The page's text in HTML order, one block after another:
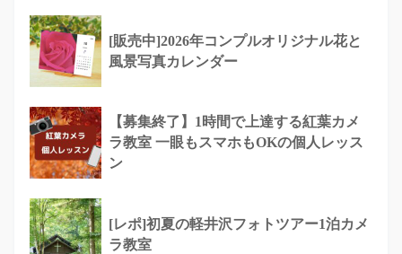
[販売中]2026年コンプルオリジナル花と
風景写真カレンダー
【募集終了】1時間で上達する紅葉カメ
ラ教室 一眼もスマホもOKの個人レッス
ン
[レポ]初夏の軽井沢フォトツアー1泊カメ
ラ教室